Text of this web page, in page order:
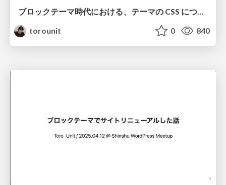
ブロックテーマ時代における、テーマの CSS について考える Toro_Unit / 2025.09.13 @ Shinshu WordPress Meetup
torounit
0 840